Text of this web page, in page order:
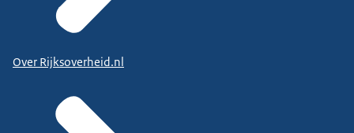
Over Rijksoverheid.nl